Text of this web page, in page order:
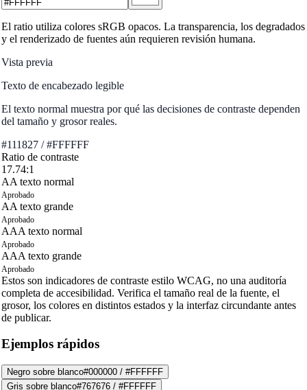
El ratio utiliza colores sRGB opacos. La transparencia, los degradados
y el renderizado de fuentes aún requieren revisión humana.
Vista previa
Texto de encabezado legible
El texto normal muestra por qué las decisiones de contraste dependen
del tamaño y grosor reales.
#111827/#FFFFFF
Ratio de contraste
17.74:1
AA texto normal
Aprobado
AA texto grande
Aprobado
AAA texto normal
Aprobado
AAA texto grande
Aprobado
Estos son indicadores de contraste estilo WCAG, no una auditoría
completa de accesibilidad. Verifica el tamaño real de la fuente, el
grosor, los colores en distintos estados y la interfaz circundante antes
de publicar.
Ejemplos rápidos
Negro sobre blanco#000000/ #FFFFFF
Gris sobre blanco#767676/ #FFFFFF